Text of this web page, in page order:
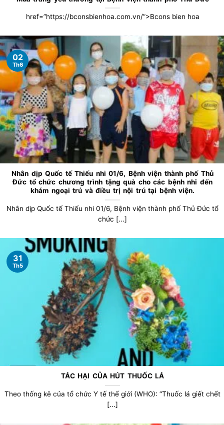
href=”https://bconsbienhoa.com.vn/”>Bcons bien hoa
Nhân dịp Quốc tế Thiếu nhi 01/6, Bệnh viện thành phố Thủ
Đức tổ chức chương trình tặng quà cho các bệnh nhi đến
khám ngoại trú và điều trị nội trú tại bệnh viện.
Nhân dịp Quốc tế Thiếu nhi 01/6, Bệnh viện thành phố Thủ Đức tổ
chức [...]
02
Th6
TÁC HẠI CỦA HÚT THUỐC LÁ
Theo thống kê của tổ chức Y tế thế giới (WHO): “Thuốc lá giết chết
[...]
31
Th5